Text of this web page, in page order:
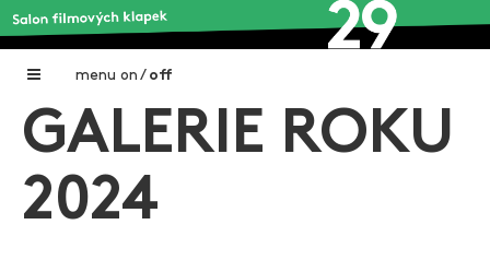
menu on / off
Home
Galerie filmových klapek
GALERIE ROKU
2024